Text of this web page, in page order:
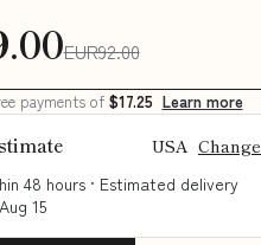
EUR92.00
payments of $17.25 Learn more
USA Change
48 hours · Estimated delivery
Aug 15